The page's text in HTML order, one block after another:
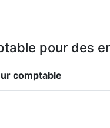
pour des
comptable